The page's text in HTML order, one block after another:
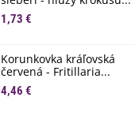
1,73 €
Korunkovka kráľovská
červená - Fritillaria...
4,46 €